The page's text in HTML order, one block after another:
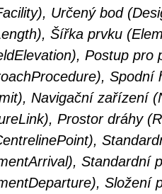
Určený bod
Šířka prvku
Postup pro
Spodní
Navigační zařízení
Prostor dráhy
Standardní
Složení